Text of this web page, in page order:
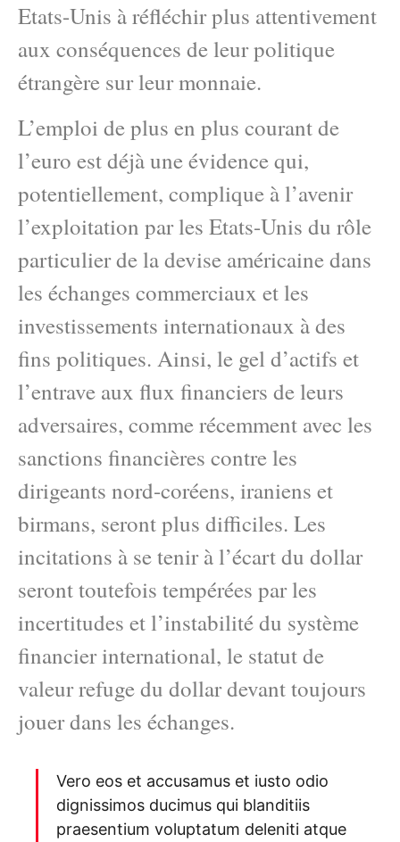
Etats-Unis à réfléchir plus attentivement
aux conséquences de leur politique
étrangère sur leur monnaie.
L’emploi de plus en plus courant de
l’euro est déjà une évidence qui,
potentiellement, complique à l’avenir
l’exploitation par les Etats-Unis du rôle
particulier de la devise américaine dans
les échanges commerciaux et les
investissements internationaux à des
fins politiques. Ainsi, le gel d’actifs et
l’entrave aux flux financiers de leurs
adversaires, comme récemment avec les
sanctions financières contre les
dirigeants nord-coréens, iraniens et
birmans, seront plus difficiles. Les
incitations à se tenir à l’écart du dollar
seront toutefois tempérées par les
incertitudes et l’instabilité du système
financier international, le statut de
valeur refuge du dollar devant toujours
jouer dans les échanges.
Vero eos et accusamus et iusto odio
dignissimos ducimus qui blanditiis
praesentium voluptatum deleniti atque